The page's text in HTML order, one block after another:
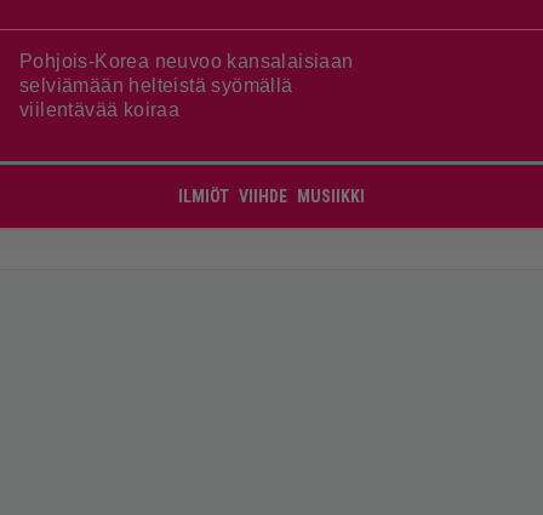
Pohjois-Korea neuvoo kansalaisiaan
selviämään helteistä syömällä
viilentävää koiraa
ILMIÖT VIIHDE MUSIIKKI